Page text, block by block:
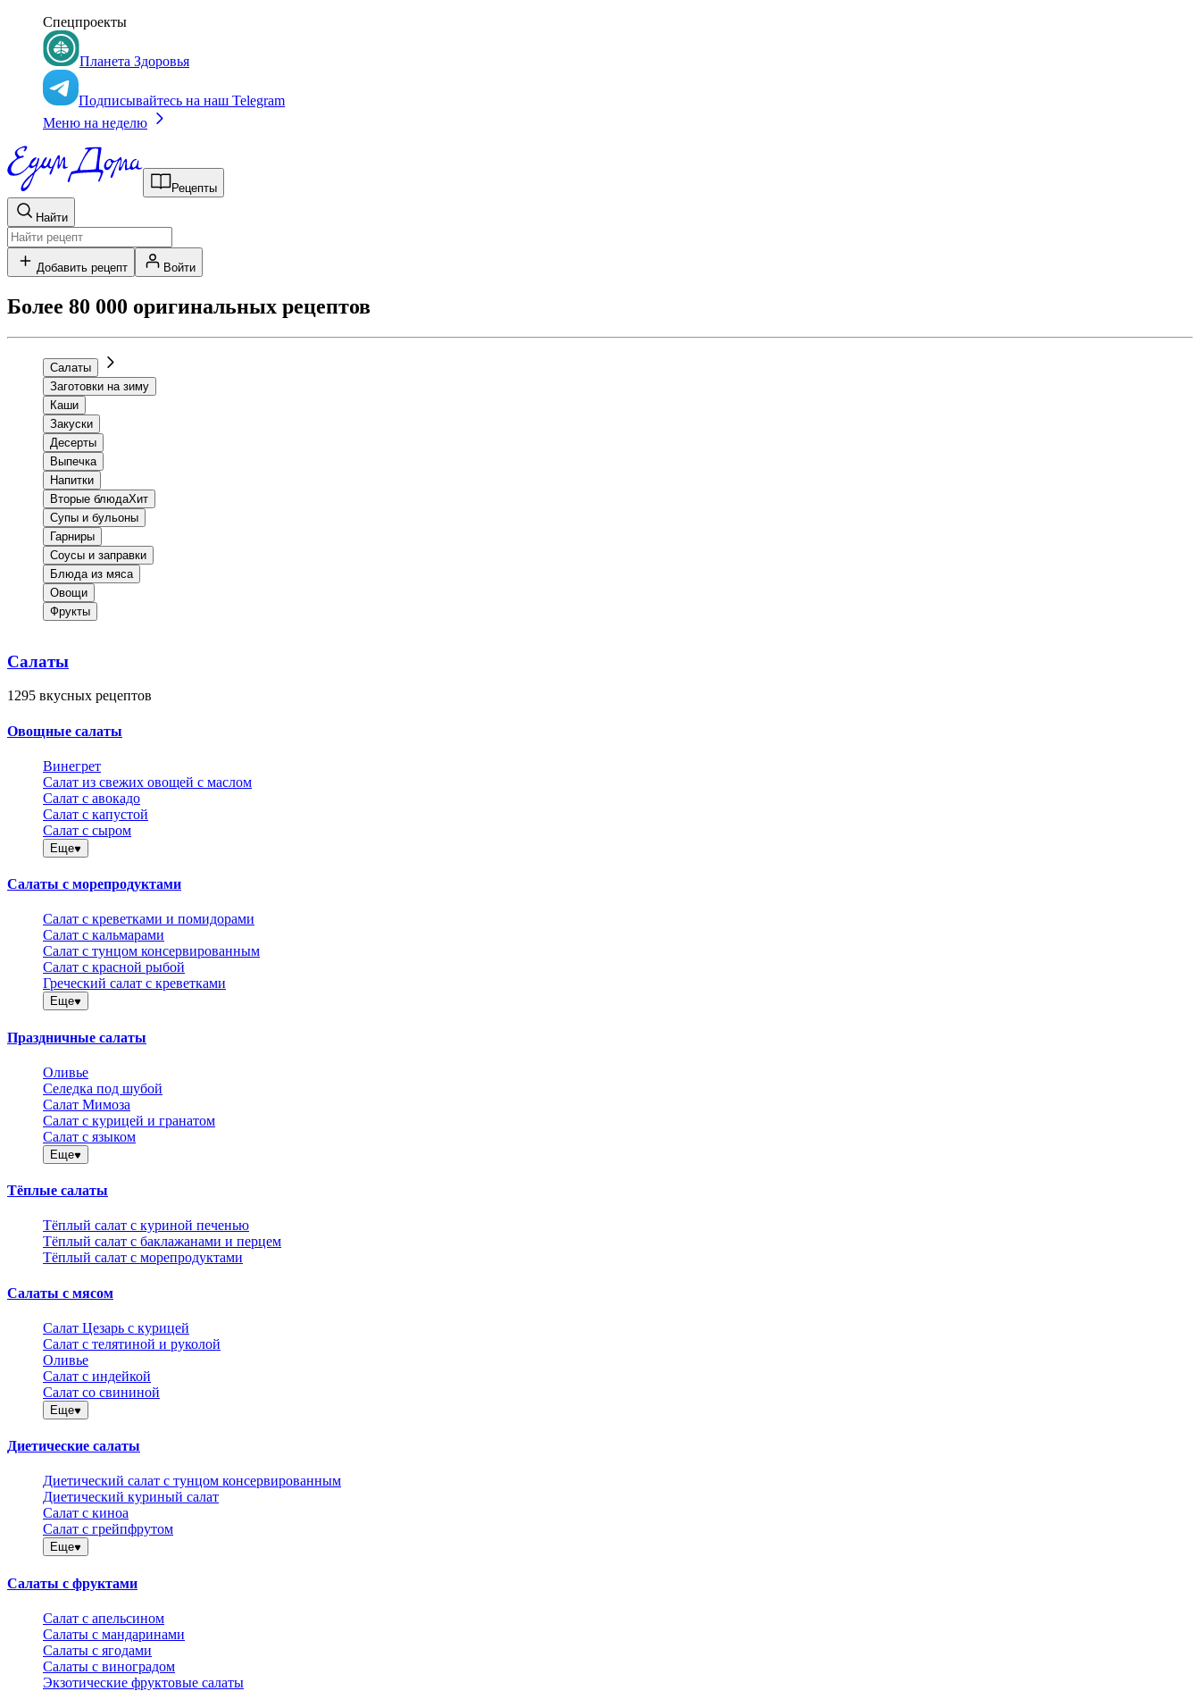
Спецпроекты
Планета Здоровья
Подписывайтесь на наш Telegram
Меню на неделю
Рецепты
Найти
Добавить рецепт Войти
Более 80 000 оригинальных рецептов
Салаты
Заготовки на зиму
Каши
Закуски
Десерты
Выпечка
Напитки
Вторые блюдаХит
Супы и бульоны
Гарниры
Соусы и заправки
Блюда из мяса
Овощи
Фрукты
Салаты
1295 вкусных рецептов
Овощные салаты
Винегрет
Салат из свежих овощей с маслом
Салат с авокадо
Салат с капустой
Салат с сыром
Еще
Салаты с морепродуктами
Салат с креветками и помидорами
Салат с кальмарами
Салат с тунцом консервированным
Салат с красной рыбой
Греческий салат с креветками
Еще
Праздничные салаты
Оливье
Селедка под шубой
Салат Мимоза
Салат с курицей и гранатом
Салат с языком
Еще
Тёплые салаты
Тёплый салат с куриной печенью
Тёплый салат с баклажанами и перцем
Тёплый салат с морепродуктами
Салаты с мясом
Салат Цезарь с курицей
Салат с телятиной и руколой
Оливье
Салат с индейкой
Салат со свининой
Еще
Диетические салаты
Диетический салат с тунцом консервированным
Диетический куриный салат
Салат с киноа
Салат с грейпфрутом
Еще
Салаты с фруктами
Салат с апельсином
Салаты с мандаринами
Салаты с ягодами
Салаты с виноградом
Экзотические фруктовые салаты